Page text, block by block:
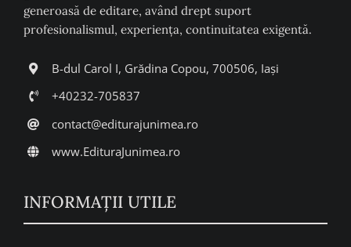
generoasă de editare, având drept suport
profesionalismul, experiența, continuitatea exigentă.
B-dul Carol I, Grădina Copou, 700506, Iași
+40232-705837
contact@editurajunimea.ro
www.EdituraJunimea.ro
INFORMAŢII UTILE